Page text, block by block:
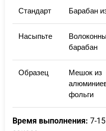
Стандарт Барабан
Насыпьте
барабан
Образец
Мешок из
фольги
Время выполнения: 7-